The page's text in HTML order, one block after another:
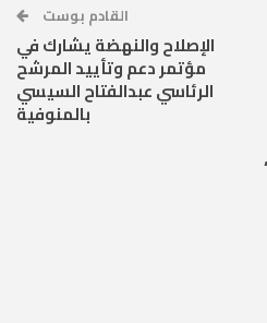
القادم بوست
الإصلاح والنهضة يشارك في
مؤتمر دعم وتأييد المرشح
الرئاسي عبدالفتاح السيسي
بالمنوفية